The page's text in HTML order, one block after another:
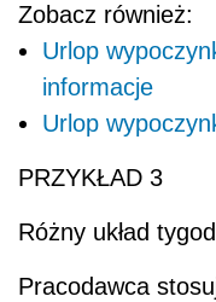
Zobacz również:
Urlop
informacje
Urlop
PRZYKŁAD 3
Różny układ
Pracodawca